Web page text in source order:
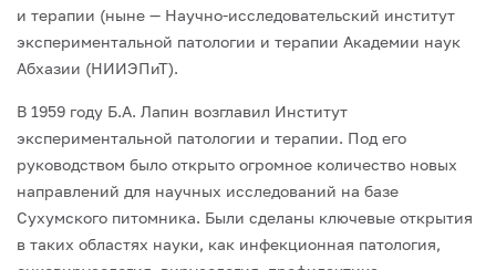
и терапии (ныне — Научно-исследовательский институт
экспериментальной патологии и терапии Академии наук
Абхазии (НИИЭПиТ).
В 1959 году Б.А. Лапин возглавил Институт
экспериментальной патологии и терапии. Под его
руководством было открыто огромное количество новых
направлений для на­учных исследований на базе
Сухумского питомника. Были сделаны ключевые открытия
в таких областях науки, как инфекционная патология,